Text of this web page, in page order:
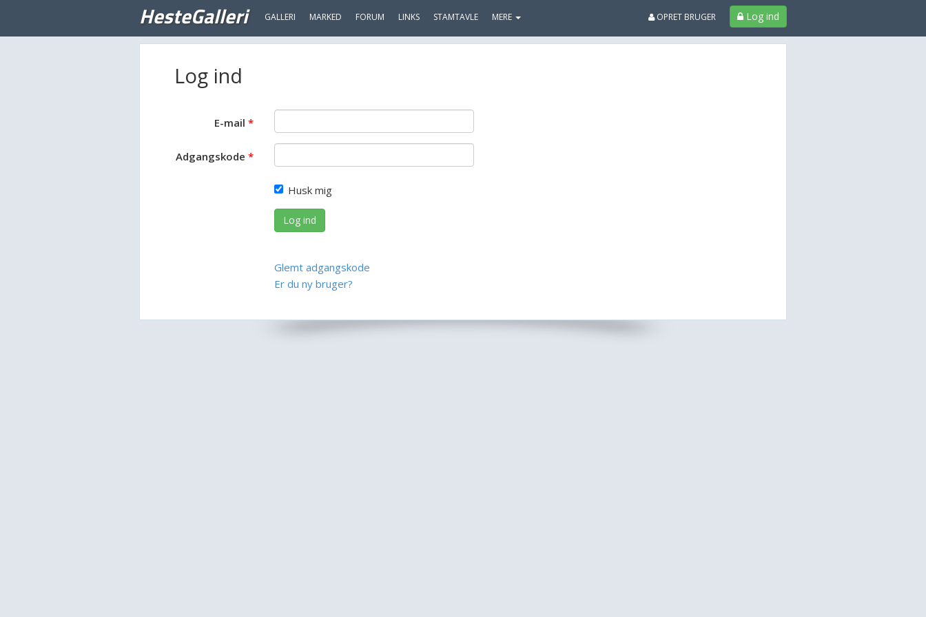
HesteGalleri GALLERI MARKED FORUM LINKS STAMTAVLE MERE Log ind
OPRET BRUGER
Log ind
E-mail
Adgangskode
Husk mig
Log ind
Glemt adgangskode
Er du ny bruger?